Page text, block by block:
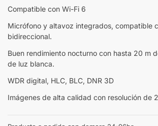
Compatible con Wi-Fi 6
Micrófono y altavoz integrados, compatible
bidireccional.
Buen rendimiento nocturno con hasta 20 m
de luz blanca.
WDR digital, HLC, BLC, DNR 3D
Imágenes de alta calidad con resolución de